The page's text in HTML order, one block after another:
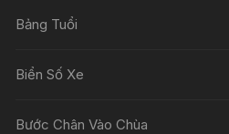
Bảng Tuổi
Biển Số Xe
Bước Chân Vào Chùa